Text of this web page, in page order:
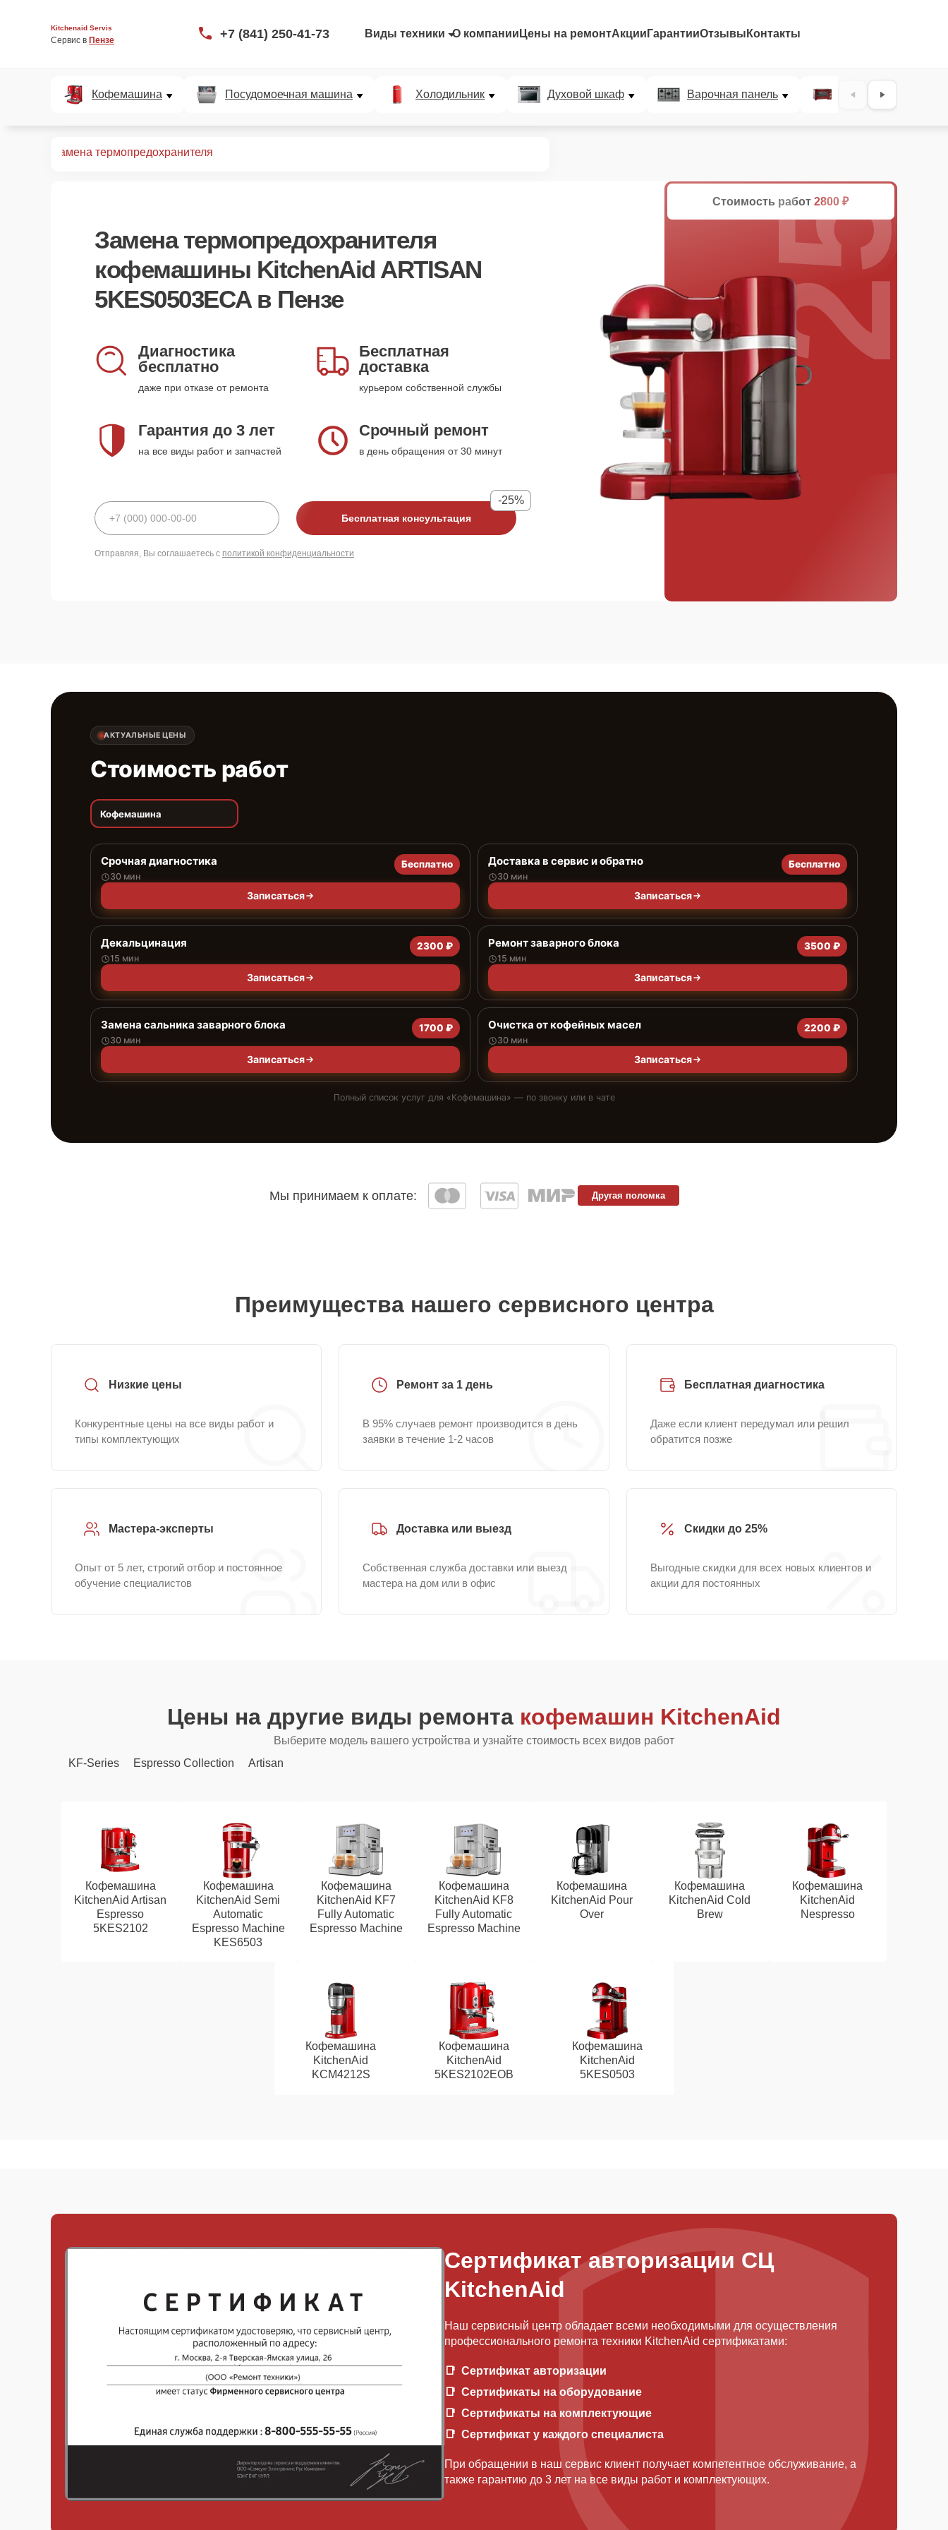
Kitchenaid Servis
Сервис в Пензе +7 (841) 250-41-73 Виды техники О компании Цены на ремонтАкции ГарантииОтзывы Контакты
Кофемашина Посудомоечная машина Холодильник Духовой шкаф Варочная панель Микроволновая
Замена термопредохранителя
Замена термопредохранителя
кофемашины KitchenAid ARTISAN
5KES0503ECA в Пензе
Диагностика
бесплатно
даже при отказе от ремонта
Бесплатная
доставка
курьером собственной службы
Гарантия до 3 лет
на все виды работ и запчастей
Срочный ремонт
в день обращения от 30 минут
Бесплатная консультация
-25%
Отправляя, Вы соглашаетесь с политикой конфиденциальности
Стоимость работ 2800 ₽
25%
АКТУАЛЬНЫЕ ЦЕНЫ
Стоимость работ
Кофемашина
Срочная диагностика
30 мин
Бесплатно
Записаться
Доставка в сервис и обратно
30 мин
Бесплатно
Записаться
Декальцинация
15 мин
2300 ₽
Записаться
Ремонт заварного блока
15 мин
3500 ₽
Записаться
Замена сальника заварного блока
30 мин
1700 ₽
Записаться
Очистка от кофейных масел
30 мин
2200 ₽
Записаться
Полный список услуг для «Кофемашина» — по звонку или в чате
Мы принимаем к оплате: Другая поломка
Преимущества нашего сервисного центра
Низкие цены
Конкурентные цены на все виды работ и
типы комплектующих
Ремонт за 1 день
В 95% случаев ремонт производится в день
заявки в течение 1-2 часов
Бесплатная диагностика
Даже если клиент передумал или решил
обратится позже
Мастера-эксперты
Опыт от 5 лет, строгий отбор и постоянное
обучение специалистов
Доставка или выезд
Собственная служба доставки или выезд
мастера на дом или в офис
Скидки до 25%
Выгодные скидки для всех новых клиентов и
акции для постоянных
Цены на другие виды ремонта кофемашин KitchenAid
Выберите модель вашего устройства и узнайте стоимость всех видов работ
KF-Series
Espresso Collection Artisan
Кофемашина
KitchenAid Artisan
Espresso
5KES2102
Кофемашина
KitchenAid Semi
Automatic
Espresso Machine
KES6503
Кофемашина
KitchenAid KF7
Fully Automatic
Espresso Machine
Кофемашина
KitchenAid KF8
Fully Automatic
Espresso Machine
Кофемашина
KitchenAid Pour
Over
Кофемашина
KitchenAid Cold
Brew
Кофемашина
KitchenAid
Nespresso
Кофемашина
KitchenAid
KCM4212S
Кофемашина
KitchenAid
5KES2102EOB
Кофемашина
KitchenAid
5KES0503
Сертификат авторизации СЦ
KitchenAid
Наш сервисный центр обладает всеми необходимыми для осуществления
профессионального ремонта техники KitchenAid сертификатами:
Сертификат авторизации
Сертификаты на оборудование
Сертификаты на комплектующие
Сертификат у каждого специалиста
При обращении в наш сервис клиент получает компетентное обслуживание, а
также гарантию до 3 лет на все виды работ и комплектующих.